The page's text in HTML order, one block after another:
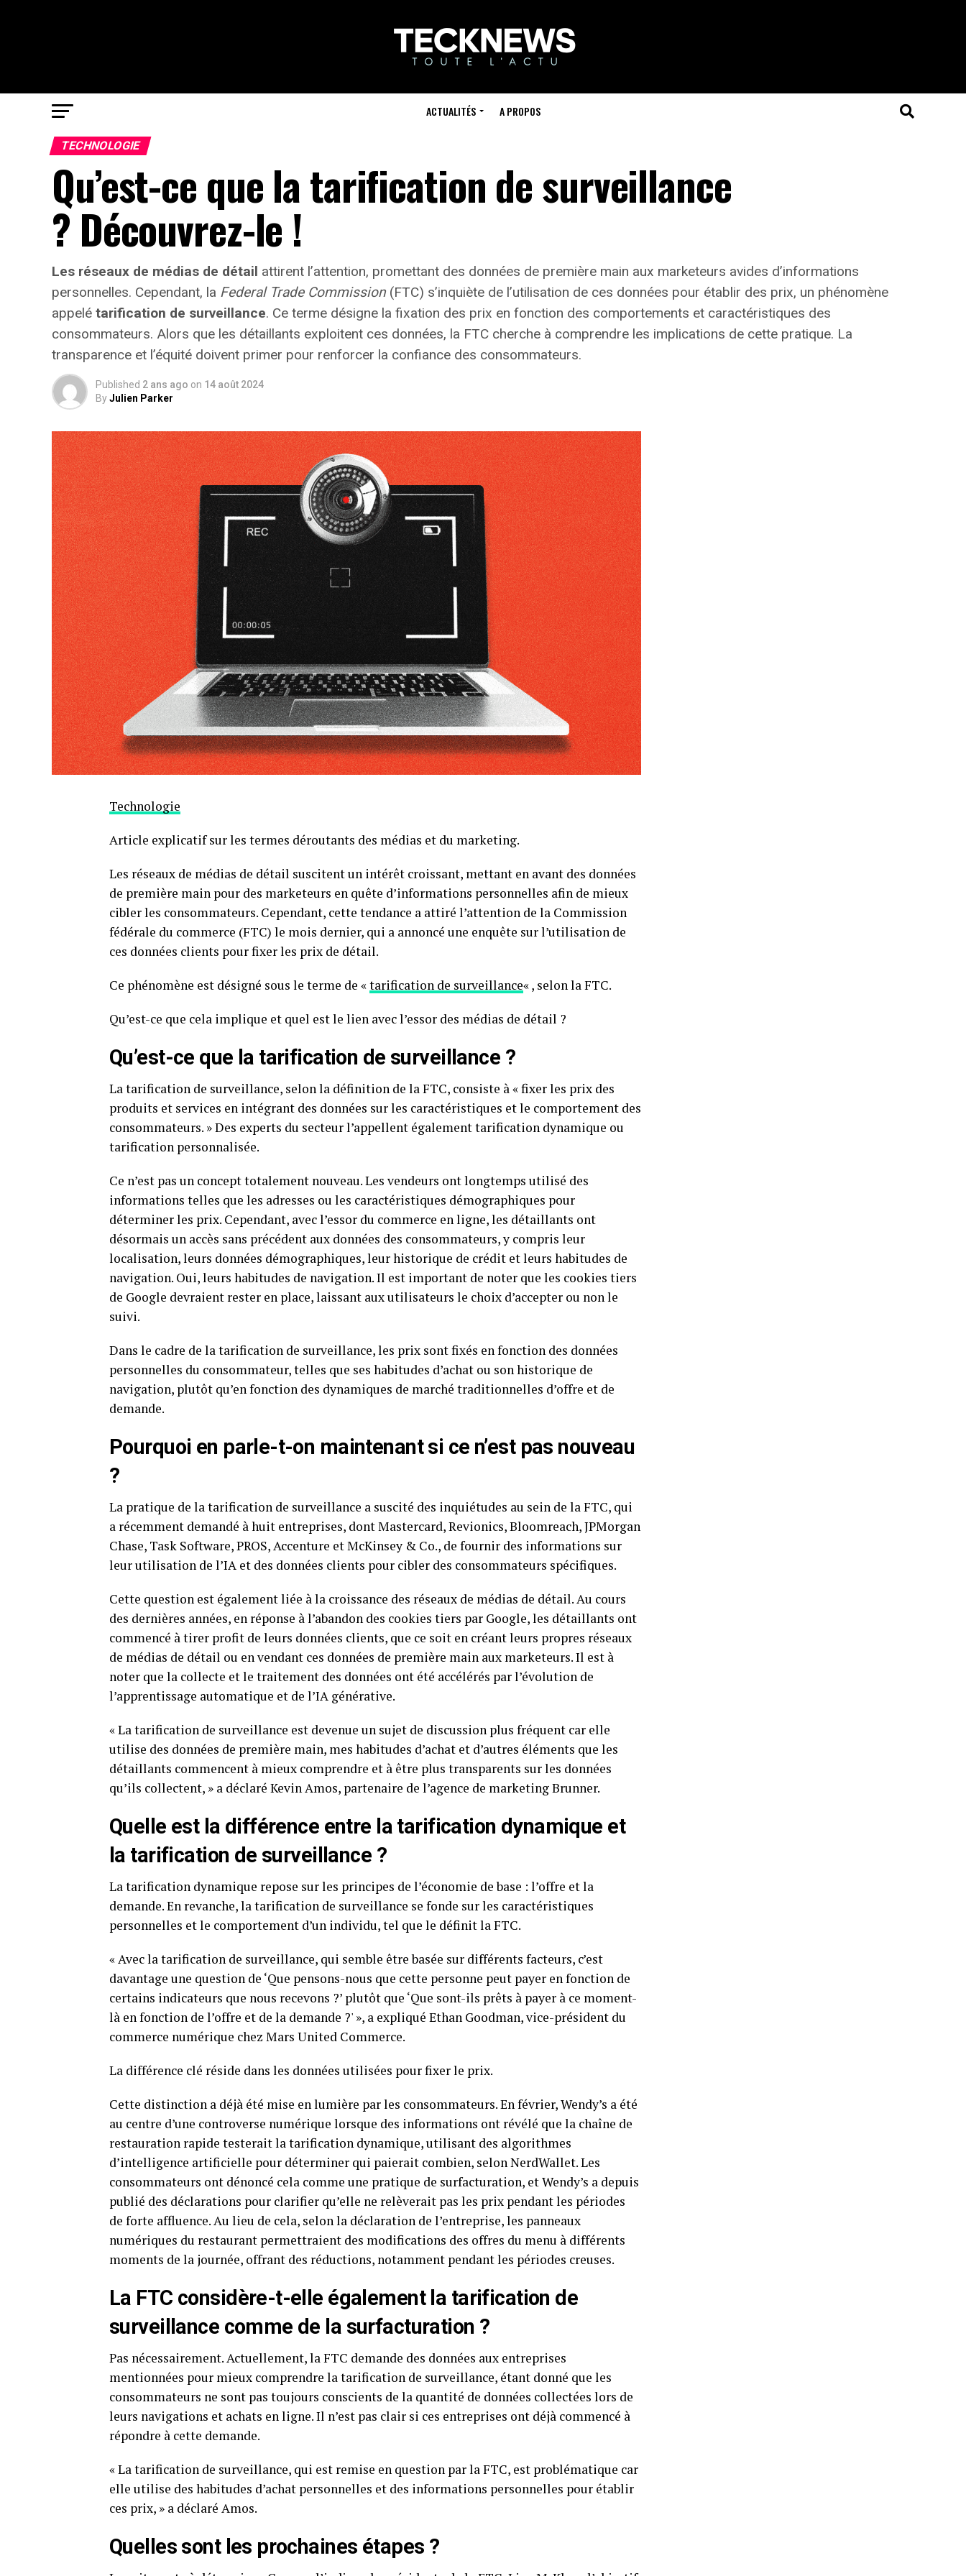
ACTUALITÉS A PROPOS
TECHNOLOGIE
Qu’est-ce que la tarification de surveillance
? Découvrez-le !
Les réseaux de médias de détail attirent l’attention, promettant des données de première main aux marketeurs avides d’informations
personnelles. Cependant, la Federal Trade Commission (FTC) s’inquiète de l’utilisation de ces données pour établir des prix, un phénomène
appelé tarification de surveillance. Ce terme désigne la fixation des prix en fonction des comportements et caractéristiques des
consommateurs. Alors que les détaillants exploitent ces données, la FTC cherche à comprendre les implications de cette pratique. La
transparence et l’équité doivent primer pour renforcer la confiance des consommateurs.
Published 2 ans ago on 14 août 2024
ByJulien Parker
Technologie
Article explicatif sur les termes déroutants des médias et du marketing.
Les réseaux de médias de détail suscitent un intérêt croissant, mettant en avant des données
de première main pour des marketeurs en quête d’informations personnelles afin de mieux
cibler les consommateurs. Cependant, cette tendance a attiré l’attention de la Commission
fédérale du commerce (FTC) le mois dernier, qui a annoncé une enquête sur l’utilisation de
ces données clients pour fixer les prix de détail.
Ce phénomène est désigné sous le terme de «tarification de surveillance« , selon la FTC.
Qu’est-ce que cela implique et quel est le lien avec l’essor des médias de détail ?
Qu’est-ce que la tarification de surveillance ?
La tarification de surveillance, selon la définition de la FTC, consiste à « fixer les prix des
produits et services en intégrant des données sur les caractéristiques et le comportement des
consommateurs. » Des experts du secteur l’appellent également tarification dynamique ou
tarification personnalisée.
Ce n’est pas un concept totalement nouveau. Les vendeurs ont longtemps utilisé des
informations telles que les adresses ou les caractéristiques démographiques pour
déterminer les prix. Cependant, avec l’essor du commerce en ligne, les détaillants ont
désormais un accès sans précédent aux données des consommateurs, y compris leur
localisation, leurs données démographiques, leur historique de crédit et leurs habitudes de
navigation. Oui, leurs habitudes de navigation. Il est important de noter que les cookies tiers
de Google devraient rester en place, laissant aux utilisateurs le choix d’accepter ou non le
suivi.
Dans le cadre de la tarification de surveillance, les prix sont fixés en fonction des données
personnelles du consommateur, telles que ses habitudes d’achat ou son historique de
navigation, plutôt qu’en fonction des dynamiques de marché traditionnelles d’offre et de
demande.
Pourquoi en parle-t-on maintenant si ce n’est pas nouveau
?
La pratique de la tarification de surveillance a suscité des inquiétudes au sein de la FTC, qui
a récemment demandé à huit entreprises, dont Mastercard, Revionics, Bloomreach, JPMorgan
Chase, Task Software, PROS, Accenture et McKinsey & Co., de fournir des informations sur
leur utilisation de l’IA et des données clients pour cibler des consommateurs spécifiques.
Cette question est également liée à la croissance des réseaux de médias de détail. Au cours
des dernières années, en réponse à l’abandon des cookies tiers par Google, les détaillants ont
commencé à tirer profit de leurs données clients, que ce soit en créant leurs propres réseaux
de médias de détail ou en vendant ces données de première main aux marketeurs. Il est à
noter que la collecte et le traitement des données ont été accélérés par l’évolution de
l’apprentissage automatique et de l’IA générative.
« La tarification de surveillance est devenue un sujet de discussion plus fréquent car elle
utilise des données de première main, mes habitudes d’achat et d’autres éléments que les
détaillants commencent à mieux comprendre et à être plus transparents sur les données
qu’ils collectent, » a déclaré Kevin Amos, partenaire de l’agence de marketing Brunner.
Quelle est la différence entre la tarification dynamique et
la tarification de surveillance ?
La tarification dynamique repose sur les principes de l’économie de base : l’offre et la
demande. En revanche, la tarification de surveillance se fonde sur les caractéristiques
personnelles et le comportement d’un individu, tel que le définit la FTC.
« Avec la tarification de surveillance, qui semble être basée sur différents facteurs, c’est
davantage une question de ‘Que pensons-nous que cette personne peut payer en fonction de
certains indicateurs que nous recevons ?’ plutôt que ‘Que sont-ils prêts à payer à ce moment-
là en fonction de l’offre et de la demande ?' », a expliqué Ethan Goodman, vice-président du
commerce numérique chez Mars United Commerce.
La différence clé réside dans les données utilisées pour fixer le prix.
Cette distinction a déjà été mise en lumière par les consommateurs. En février, Wendy’s a été
au centre d’une controverse numérique lorsque des informations ont révélé que la chaîne de
restauration rapide testerait la tarification dynamique, utilisant des algorithmes
d’intelligence artificielle pour déterminer qui paierait combien, selon NerdWallet. Les
consommateurs ont dénoncé cela comme une pratique de surfacturation, et Wendy’s a depuis
publié des déclarations pour clarifier qu’elle ne relèverait pas les prix pendant les périodes
de forte affluence. Au lieu de cela, selon la déclaration de l’entreprise, les panneaux
numériques du restaurant permettraient des modifications des offres du menu à différents
moments de la journée, offrant des réductions, notamment pendant les périodes creuses.
La FTC considère-t-elle également la tarification de
surveillance comme de la surfacturation ?
Pas nécessairement. Actuellement, la FTC demande des données aux entreprises
mentionnées pour mieux comprendre la tarification de surveillance, étant donné que les
consommateurs ne sont pas toujours conscients de la quantité de données collectées lors de
leurs navigations et achats en ligne. Il n’est pas clair si ces entreprises ont déjà commencé à
répondre à cette demande.
« La tarification de surveillance, qui est remise en question par la FTC, est problématique car
elle utilise des habitudes d’achat personnelles et des informations personnelles pour établir
ces prix, » a déclaré Amos.
Quelles sont les prochaines étapes ?